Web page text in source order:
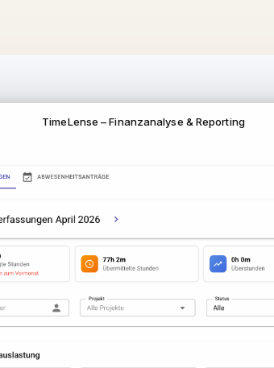
TimeLense – Finanzanalyse & Reporting